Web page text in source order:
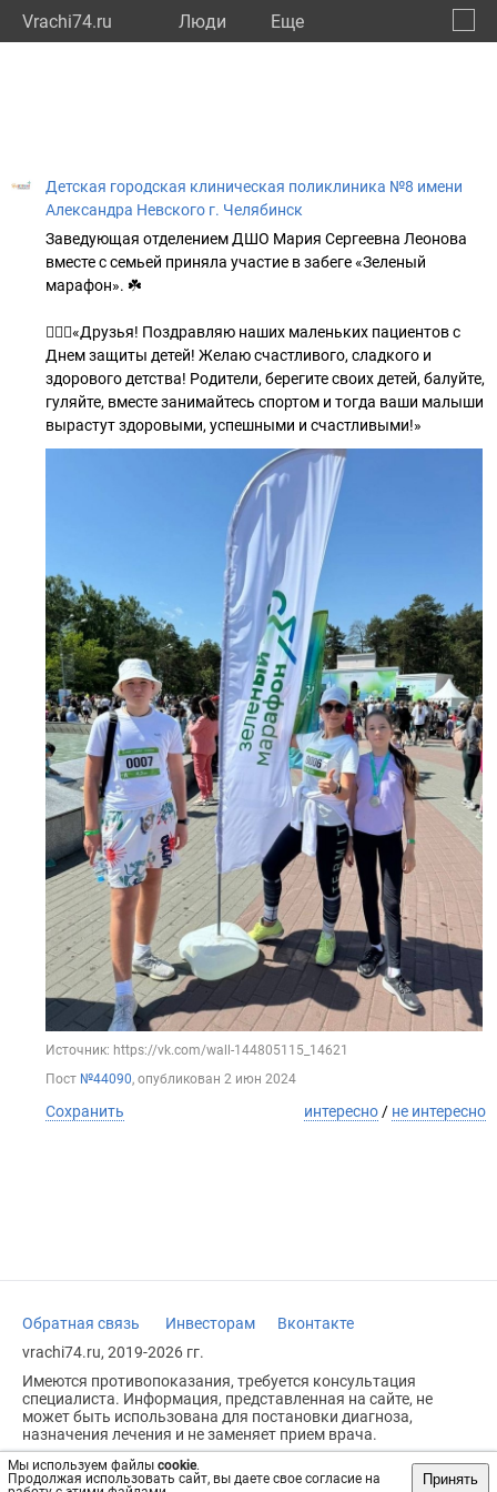
Vrachi74.ru Люди Eще
Мы используем файлы cookie.
Продолжая использовать сайт, вы даете свое согласие на
Принять
Детская городская клиническая поликлиника №8 имени
Александра Невского г. Челябинск
Заведующая отделением ДШО Мария Сергеевна Леонова
вместе с семьей приняла участие в забеге «Зеленый
марафон». ☘️
👩🏻‍⚕️«Друзья! Поздравляю наших маленьких пациентов с
Днем защиты детей! Желаю счастливого, сладкого и
здорового детства! Родители, берегите своих детей, балуйте,
гуляйте, вместе занимайтесь спортом и тогда ваши малыши
вырастут здоровыми, успешными и счастливыми!»
Источник: https://vk.com/wall-144805115_14621
Пост №44090, опубликован 2 июн 2024
Сохранить интересно/ не интересно
Обратная связь Инвесторам
Вконтакте
vrachi74.ru, 2019-2026 гг.
Имеются противопоказания, требуется консультация
специалиста. Информация, представленная на сайте, не
может быть использована для постановки диагноза,
назначения лечения и не заменяет прием врача.
Возрастное ограничение: 18+